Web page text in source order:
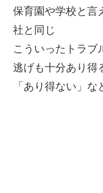
保育園や学校と言
社と同じ
こういったトラブ
逃げも十分あり得
「あり得ない」